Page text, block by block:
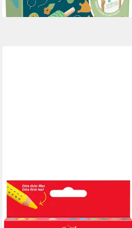
lieferbar - in 3-4 Werktagen bei dir
FABER-CASTELL
Buntstift Jumbo Grip 12er-
Kartonetui